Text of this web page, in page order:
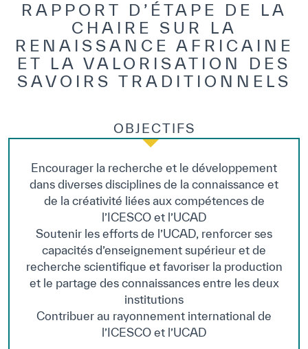
✪
✪ ✪
✪ ✪ ✪
✪ ✪ ✪ ✪
✪ ✪ ✪ ✪ ✪
RAPPORT D’ÉTAPE DE LA
CHAIRE SUR LA
RENAISSANCE AFRICAINE
ET LA VALORISATION DES
SAVOIRS TRADITIONNELS
OBJECTIFS
Encourager la recherche et le développement
dans diverses disciplines de la connaissance et
de la créativité liées aux compétences de
l’ICESCO et l’UCAD
Soutenir les efforts de l’UCAD, renforcer ses
capacités d’enseignement supérieur et de
recherche scientifique et favoriser la production
et le partage des connaissances entre les deux
institutions
Contribuer au rayonnement international de
l’ICESCO et l’UCAD